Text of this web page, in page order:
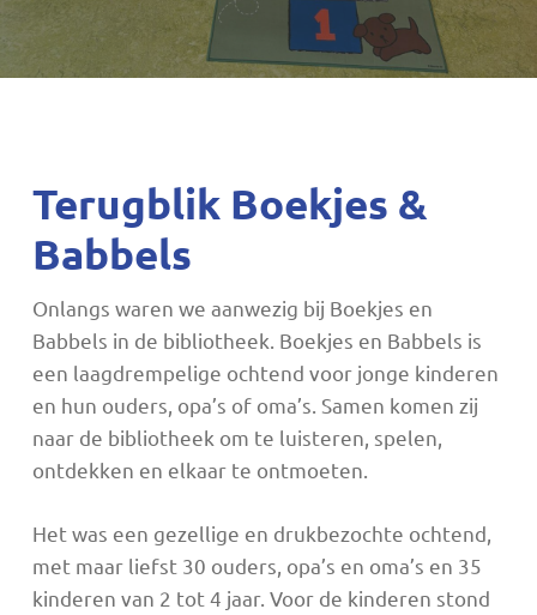
Terugblik Boekjes &
Babbels
Onlangs waren we aanwezig bij Boekjes en
Babbels in de bibliotheek. Boekjes en Babbels is
een laagdrempelige ochtend voor jonge kinderen
en hun ouders, opa’s of oma’s. Samen komen zij
naar de bibliotheek om te luisteren, spelen,
ontdekken en elkaar te ontmoeten.
Het was een gezellige en drukbezochte ochtend,
met maar liefst 30 ouders, opa’s en oma’s en 35
kinderen van 2 tot 4 jaar. Voor de kinderen stond